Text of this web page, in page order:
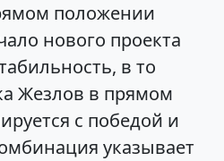
положении
нового проекта
в то
Жезлов в прямом
с победой и
указывает